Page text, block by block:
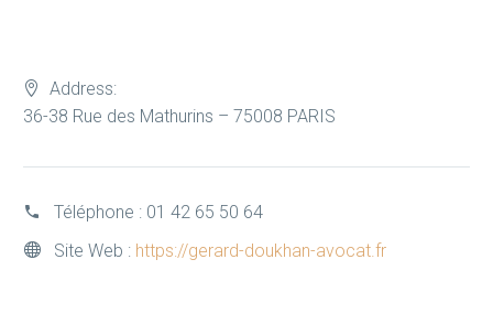
Address:
36-38 Rue des Mathurins – 75008 PARIS
Téléphone : 01 42 65 50 64
Site Web : https://gerard-doukhan-avocat.fr